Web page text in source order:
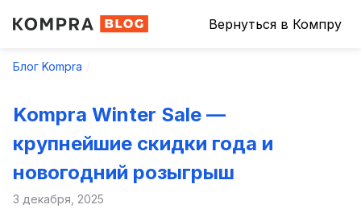
Вернуться в Компру
Блог Kompra
Kompra Winter Sale —
крупнейшие скидки года и
новогодний розыгрыш
3 декабря, 2025